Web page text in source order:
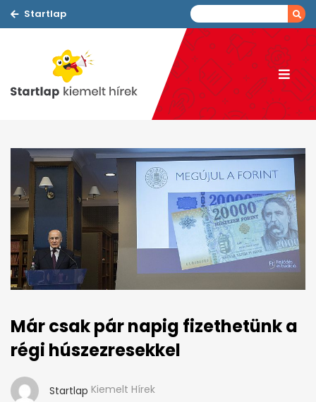
Startlap
Már csak pár napig fizethetünk a
régi húszezresekkel
Startlap Kiemelt Hírek